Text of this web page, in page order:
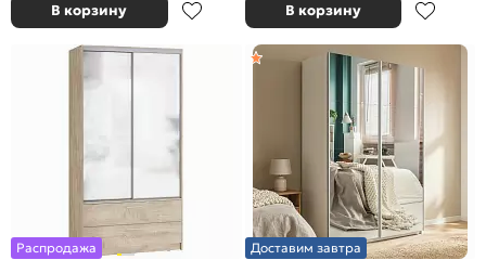
В корзину В корзину
Распродажа
Доставим завтра